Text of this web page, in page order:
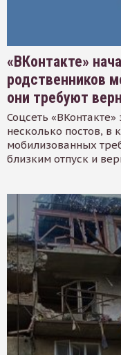
«ВКонтакте»
родственников
они требуют
Соцсеть
несколько постов, в
мобилизованных
близким отпуск и